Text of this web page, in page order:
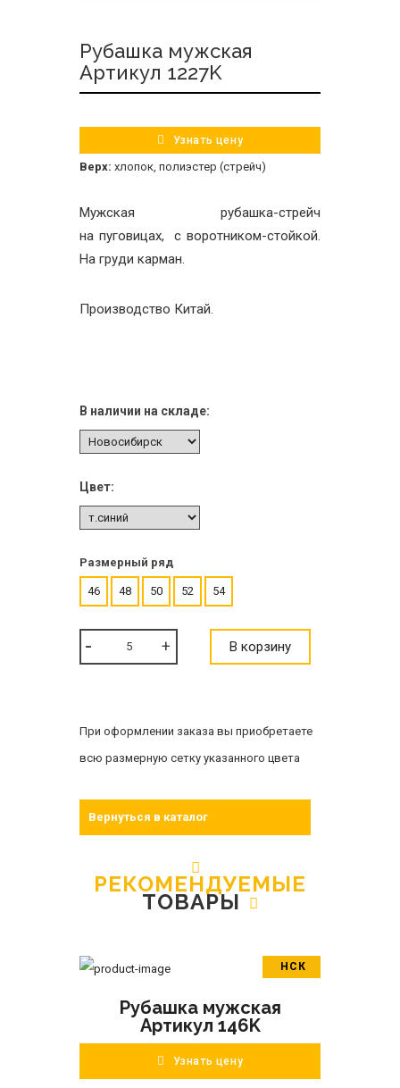
Рубашка мужская
Артикул 1227K
Узнать цену
Верх: хлопок, полиэстер (стрейч)
Мужская рубашка-стрейч
на пуговицах, с воротником-стойкой.
На груди карман.
Производство Китай.
В наличии на складе:
Цвет:
Размерный ряд
46 48 50 52 54
В корзину
При оформлении заказа вы приобретаете
всю размерную сетку указанного цвета
Вернуться в каталог
РЕКОМЕНДУЕМЫЕ
ТОВАРЫ
НСК
ПОДРОБНЕЕ
Рубашка мужская
Артикул 146K
Узнать цену